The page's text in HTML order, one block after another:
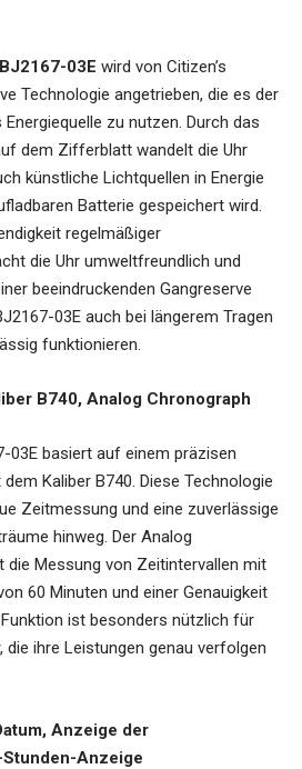
03E wird von Citizen’s
Technologie angetrieben, die es der
zu nutzen. Durch das
dem Zifferblatt wandelt die Uhr
künstliche Lichtquellen in Energie
Batterie gespeichert wird.
regelmäßiger
die Uhr umweltfreundlich und
beeindruckenden Gangreserve
03E auch bei längerem Tragen
funktionieren.
B740, Analog Chronograph
03E basiert auf einem präzisen
Kaliber B740. Diese Technologie
Zeitmessung und eine zuverlässige
hinweg. Der Analog
die Messung von Zeitintervallen mit
60 Minuten und einer Genauigkeit
ist besonders nützlich für
die ihre Leistungen genau verfolgen
Anzeige der
Anzeige